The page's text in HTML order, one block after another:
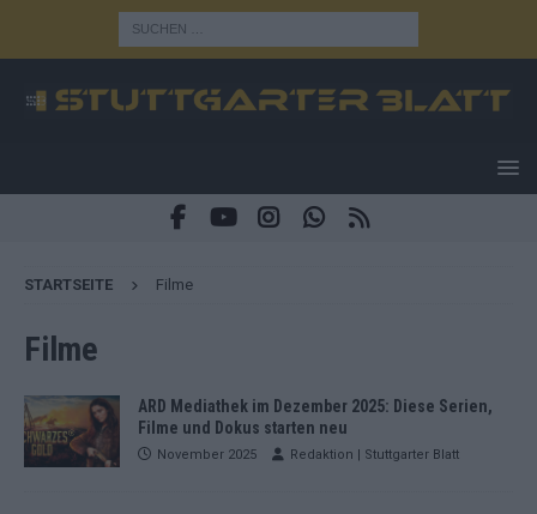
STARTSEITE Filme
Filme
ARD Mediathek im Dezember 2025: Diese Serien,
Filme und Dokus starten neu
November 2025 Redaktion | Stuttgarter Blatt